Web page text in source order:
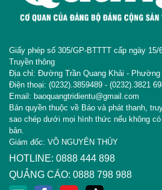
Giấy phép số 305/GP-BTTTT cấp ngày
Truyền thông
Địa chỉ: Đường Trần Quang Khải - Phường
Điện thoại: (0232).3859489 - (0232).3821
Email: baoquangtridientu@gmail.com
Bản quyền thuộc về Báo và phát thanh,
sao chép dưới mọi hình thức nếu không
bản.
Giám đốc: VÕ NGUYÊN THỦY
HOTLINE: 0888 444 898
QUẢNG CÁO: 0888 798 988